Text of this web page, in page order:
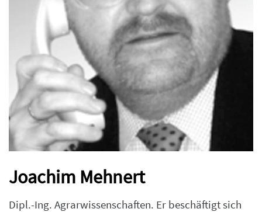
Joachim Mehnert
Dipl.-Ing. Agrarwissenschaften. Er beschäftigt sich